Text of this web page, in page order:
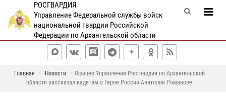
РОСГВАРДИЯ
Управление Федеральной службы войск
национальной гвардии Российской
Федерации по Архангельской области
Главная Новости
Офицер Управления Росгвардия по Архангельской
области рассказал кадетам о Герое России Анатолии Романове